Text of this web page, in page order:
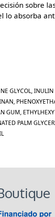
sobre
absorba
GLYCOL,
GUM,
PALM